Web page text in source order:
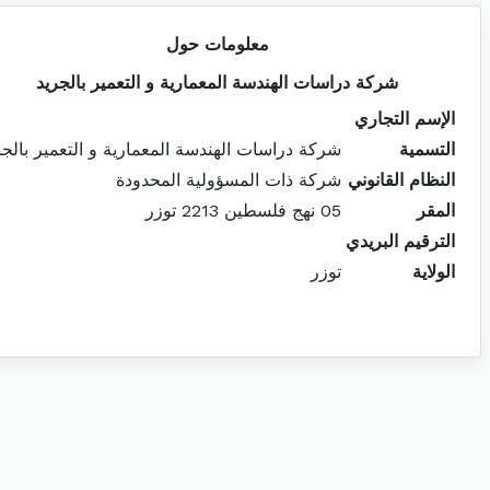
معلومات حول
شركة دراسات الهندسة المعمارية و التعمير بالجريد
الإسم التجاري
التسمية
شركة دراسات الهندسة المعمارية و التعمير
النظام القانوني شركة ذات المسؤولية المحدودة
المقر
05 نهج فلسطين 2213 توزر
الترقيم البريدي
الولاية
توزر